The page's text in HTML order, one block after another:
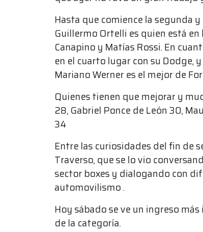
Hasta que comience la segunda
Guillermo Ortelli es quien está
Canapino y Matías Rossi. En
en el cuarto lugar con su Dodge,
Mariano Werner es el mejor de
Quienes tienen que mejorar y
28, Gabriel Ponce de León 30,
34
Entre las curiosidades del fin de
Traverso, que se lo vio
sector boxes y dialogando con
automovilismo .
Hoy sábado se ve un ingreso
de la categoría.